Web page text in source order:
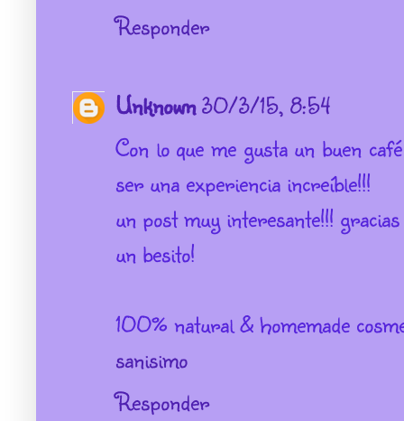
Responder
Unknown30/3/15, 8:54
Con lo que me gusta un buen
ser una experiencia increíble!!!
un post muy interesante!!!
un besito!
100% natural & homemade
sanisimo
Responder